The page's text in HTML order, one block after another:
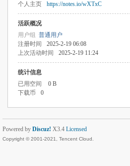
个人主页
https://notes.io/wXTxC
活跃概况
用户组 普通用户
注册时间
2025-2-19 06:08
上次活动时间
2025-2-19 11:24
统计信息
已用空间
0 B
下载币
0
Powered by Discuz! X3.4 Licensed
Copyright © 2001-2021, Tencent Cloud.